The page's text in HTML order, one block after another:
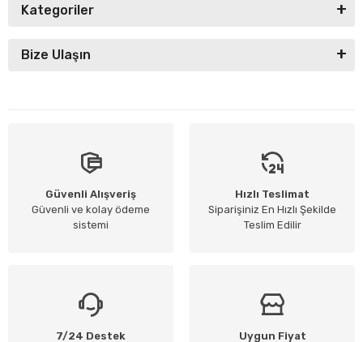
Kategoriler
Bize Ulaşın
Güvenli Alışveriş
Güvenli ve kolay ödeme
sistemi
Hızlı Teslimat
Siparişiniz En Hızlı Şekilde
Teslim Edilir
7/24 Destek Uygun Fiyat